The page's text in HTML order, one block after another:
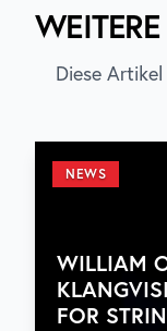
Diese
NEWS
WILLIAM
FOR